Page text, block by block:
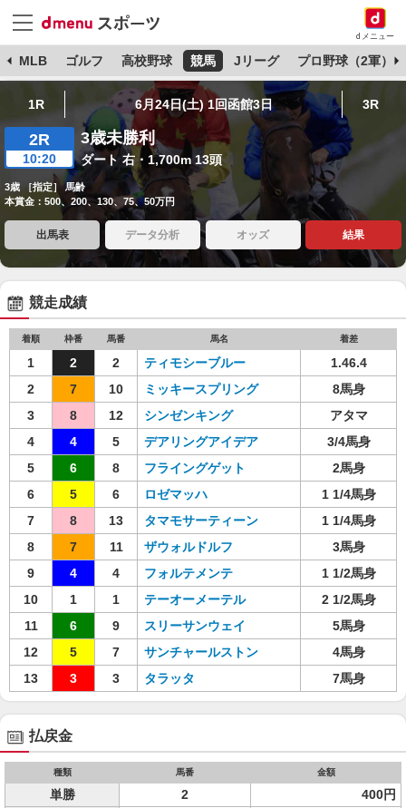
dメニュー
MLB ゴルフ 高校野球 競馬 Jリーグ プロ野球（2軍）
1R 6月24日(土) 1回函館3日 3R
2R
10:20
3歳未勝利
ダート 右・1,700m 13頭
3歳 ［指定］ 馬齢
本賞金：500、200、130、75、50万円
出馬表 データ分析 オッズ 結果
競走成績
着順 枠番 馬番 馬名 着差
1 2 2 ティモシーブルー
1.46.4
2
7 10 ミッキースプリング
8馬身
3
8 12 シンゼンキング
アタマ
4
4 5 デアリングアイデア
3/4馬身
5
6 8 フライングゲット
2馬身
6
5 6 ロゼマッハ
1 1/4馬身
7
8 13 タマモサーティーン
1 1/4馬身
8
7 11 ザウォルドルフ
3馬身
9
4 4 フォルテメンテ
1 1/2馬身
10
1 1 テーオーメーテル
2 1/2馬身
11
6 9 スリーサンウェイ
5馬身
12
5 7 サンチャールストン
4馬身
13
3 3 タラッタ 7馬身
払戻金
種類 馬番 金額
単勝 2 400円